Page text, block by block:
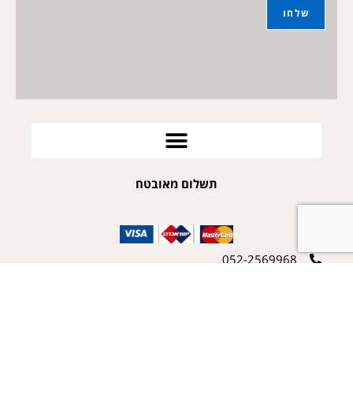
052-2569968
תשלום מאובטח